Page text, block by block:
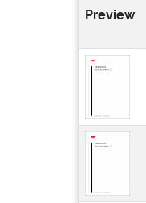
Preview